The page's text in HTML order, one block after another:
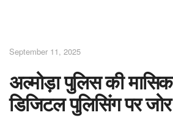
September 11, 2025
अल्मोड़ा पुलिस की
डिजिटल पुलिसिंग पर जोर